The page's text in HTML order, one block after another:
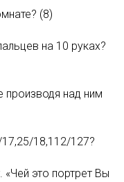
(8)
на 10 руках?
производя над ним
18,112/127?
«Чей это портрет Вы